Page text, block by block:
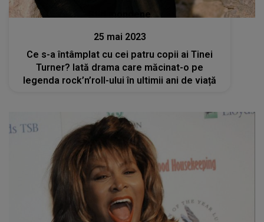
Stiri mondene
25 mai 2023
Ce s-a întâmplat cu cei patru copii ai Tinei
Turner? Iată drama care măcinat-o pe
legenda rock’n’roll-ului în ultimii ani de viață